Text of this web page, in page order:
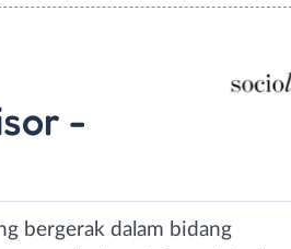
-
bergerak dalam bidang